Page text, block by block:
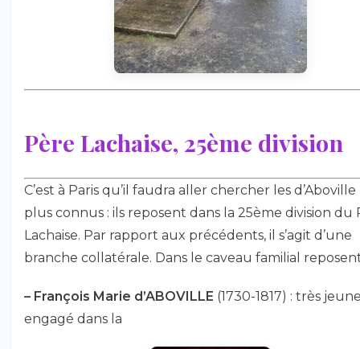
Père Lachaise, 25ème division
C’est à Paris qu’il faudra aller chercher les d’Aboville
plus connus : ils reposent dans la 25ème division du
Lachaise. Par rapport aux précédents, il s’agit d’une
branche collatérale. Dans le caveau familial
– François Marie d’ABOVILLE (1730-1817) : très
engagé dans la